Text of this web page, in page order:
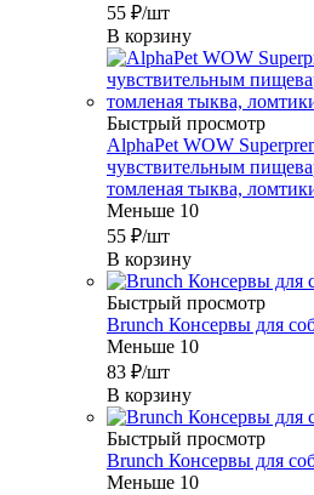
55 ₽/шт
В корзину
Быстрый просмотр
AlphaPet WOW
чувствительным
томленая тыква,
Меньше 10
55 ₽/шт
В корзину
Быстрый просмотр
Brunch Консервы для
Меньше 10
83 ₽/шт
В корзину
Быстрый просмотр
Brunch Консервы для
Меньше 10